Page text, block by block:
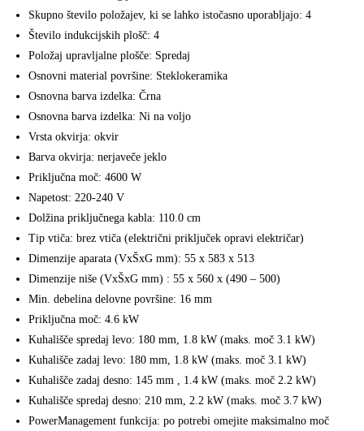
Skupno število položajev, ki se lahko istočasno uporabljajo: 4
Število indukcijskih plošč: 4
Položaj upravljalne plošče: Spredaj
Osnovni material površine: Steklokeramika
Osnovna barva izdelka: Črna
Osnovna barva izdelka: Ni na voljo
Vrsta okvirja: okvir
Barva okvirja: nerjaveče jeklo
Priključna moč: 4600 W
Napetost: 220-240 V
Dolžina priključnega kabla: 110.0 cm
Tip vtiča: brez vtiča (električni priključek opravi električar)
Dimenzije aparata (VxŠxG mm): 55 x 583 x 513
Dimenzije niše (VxŠxG mm) : 55 x 560 x (490 – 500)
Min. debelina delovne površine: 16 mm
Priključna moč: 4.6 kW
Kuhališče spredaj levo: 180 mm, 1.8 kW (maks. moč 3.1 kW)
Kuhališče zadaj levo: 180 mm, 1.8 kW (maks. moč 3.1 kW)
Kuhališče zadaj desno: 145 mm , 1.4 kW (maks. moč 2.2 kW)
Kuhališče spredaj desno: 210 mm, 2.2 kW (maks. moč 3.7 kW)
PowerManagement funkcija: po potrebi omejite maksimalno moč